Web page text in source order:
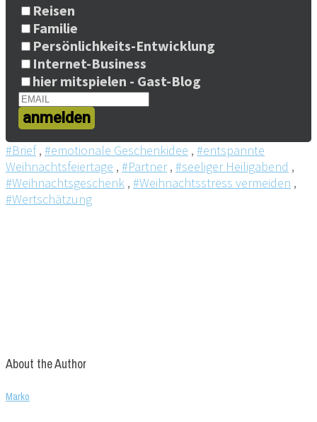
Reisen
Familie
Persönlichkeits-Entwicklung
Internet-Business
hier mitspielen - Gast-Blog
anmelden
#Brief, #emotionale Geschenkidee , #entspannte
Weihnachtsfeiertage , #Partner, #seeliger Heiligabend ,
#Weihnachtsgeschenk , #Weihnachtsstress vermeiden ,
#Wertschätzung
About the Author
Marko